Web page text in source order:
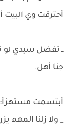
أحترقت وي البيت
ــ تفضل سيدي
جنا أهل.
أبتسمت مستهزأ:
_ ولا زلنا المهم